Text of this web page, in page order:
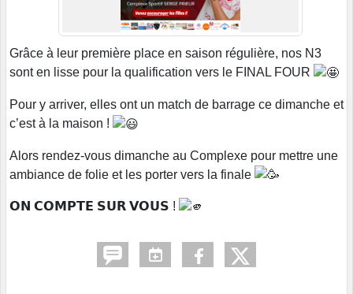
Grâce à leur première place en saison régulière, nos N3
sont en lisse pour la qualification vers le FINAL FOUR
Pour y arriver, elles ont un match de barrage ce dimanche et
c’est à la maison !
Alors rendez-vous dimanche au Complexe pour mettre une
ambiance de folie et les porter vers la finale
𝗢𝗡 𝗖𝗢𝗠𝗣𝗧𝗘 𝗦𝗨𝗥 𝗩𝗢𝗨𝗦 !